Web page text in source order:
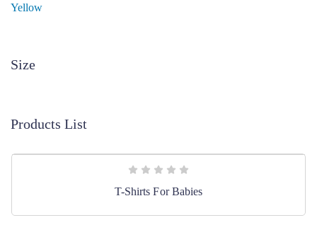
Yellow
Size
Products List
T-Shirts For Babies